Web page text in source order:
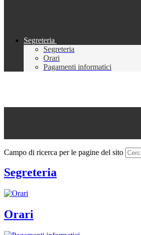
Segreteria
Segreteria
Orari
Pagamenti informatici
Campo di ricerca per le pagine del sito
Segreteria
Orari